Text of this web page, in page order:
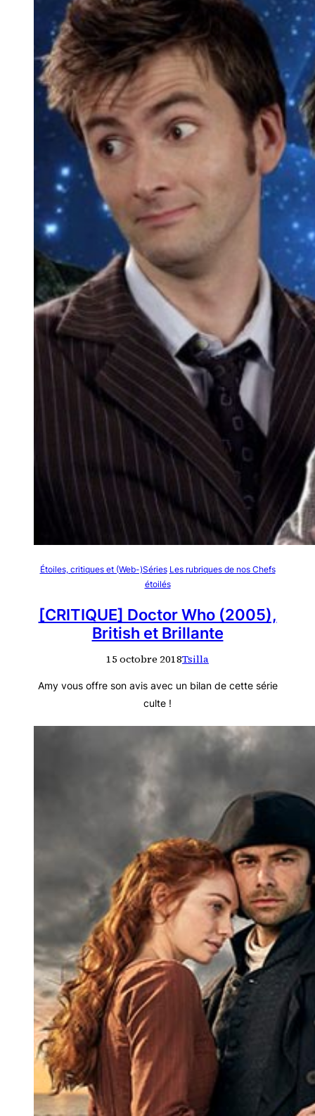
Étoiles, critiques et (Web-)Séries Les rubriques de nos Chefs
étoilés
[CRITIQUE] Doctor Who (2005),
British et Brillante
15 octobre 2018Tsilla
Amy vous offre son avis avec un bilan de cette série
culte !